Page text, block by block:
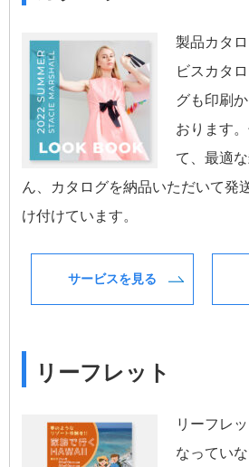
製品カタ
ビスカタ
グも印刷
おります
て、最適
ん、カタログを納品いただいて発
け付けています。
サービスを見る
リーフレット
リーフレ
なってい